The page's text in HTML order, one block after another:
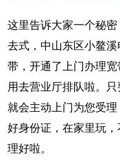
这里告诉大家一个秘
去式，中山东区小鳌
带，开通了上门办理
用去营业厅排队啦。
就会主动上门为您受
好身份证，在家里玩
理好啦。